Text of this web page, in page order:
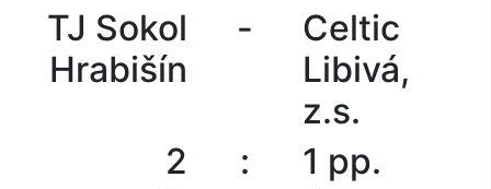
TJ Sokol
Hrabišín
-
Celtic
Libivá,
z.s.
2
: 1 pp.